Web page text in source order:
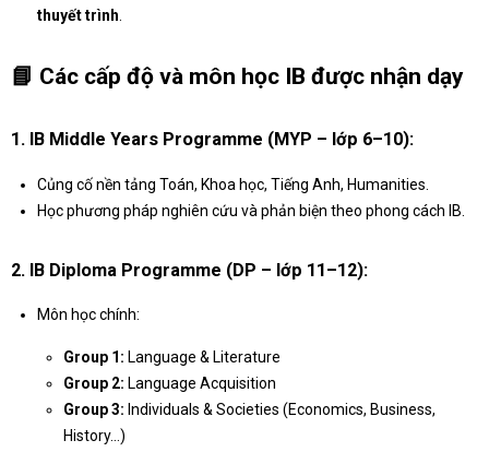
thuyết trình
📘 Các cấp độ và môn học IB được nhận dạy
1. IB Middle Years Programme (MYP – lớp 6–10):
Củng cố nền tảng Toán, Khoa học, Tiếng Anh, Humanities.
Học phương pháp nghiên cứu và phản biện theo phong cách IB.
2. IB Diploma Programme (DP – lớp 11–12):
Môn học chính:
Group 1: Language & Literature
Group 2: Language Acquisition
Group 3: Individuals & Societies (Economics, Business,
History…)